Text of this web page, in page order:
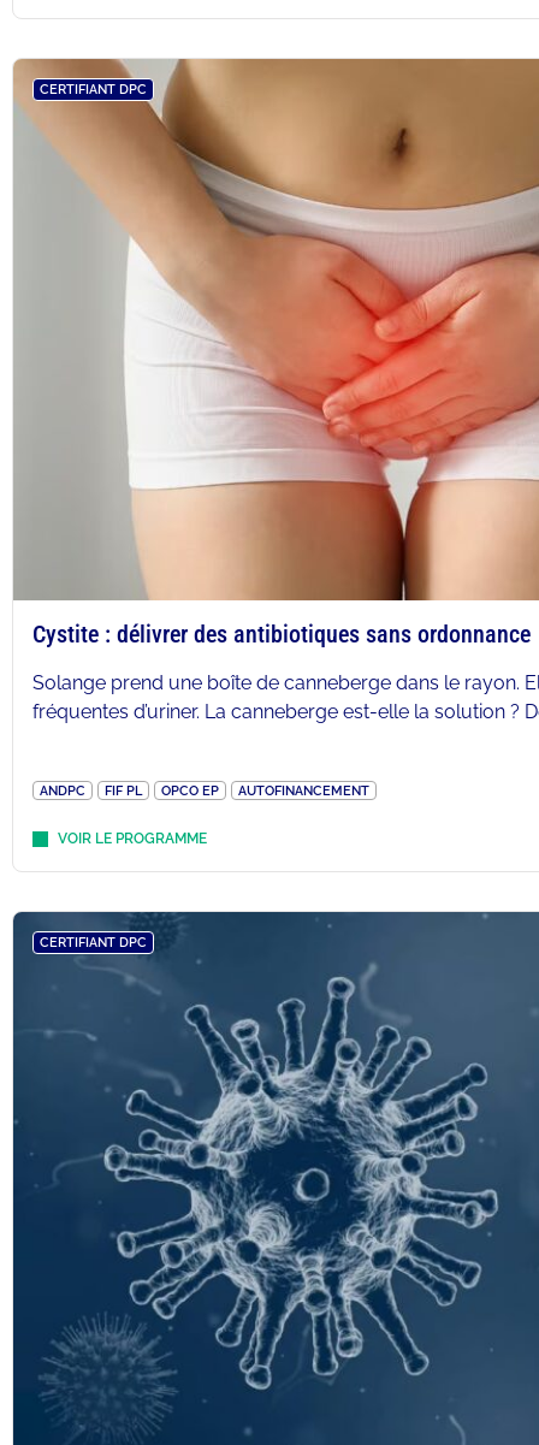
CERTIFIANT DPC
Cystite : délivrer des antibiotiques sans ordonnance
Solange prend une boîte de canneberge dans le rayon.
fréquentes d’uriner. La canneberge est-elle la solution ?
ANDPC FIF PL OPCO EP AUTOFINANCEMENT
VOIR LE PROGRAMME
CERTIFIANT DPC